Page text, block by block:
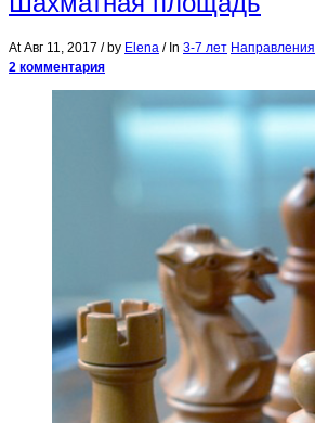
AtАвг 11, 2017 / by Elena / In 3-7 лет Направления
2 комментария